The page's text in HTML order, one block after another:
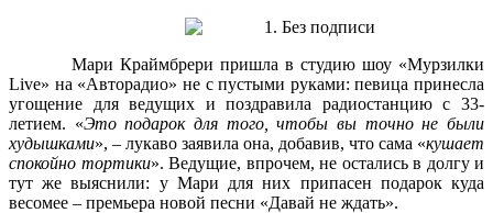
Мари Краймбрери пришла в студию шоу «Мурзилки
Live» на «Авторадио» не с пустыми руками: певица принесла
угощение для ведущих и поздравила радиостанцию с 33-
летием. «Это подарок для того, чтобы вы точно не были
худышками», – лукаво заявила она, добавив, что сама «кушает
спокойно тортики». Ведущие, впрочем, не остались в долгу и
тут же выяснили: у Мари для них припасен подарок куда
весомее – премьера новой песни «Давай не ждать».